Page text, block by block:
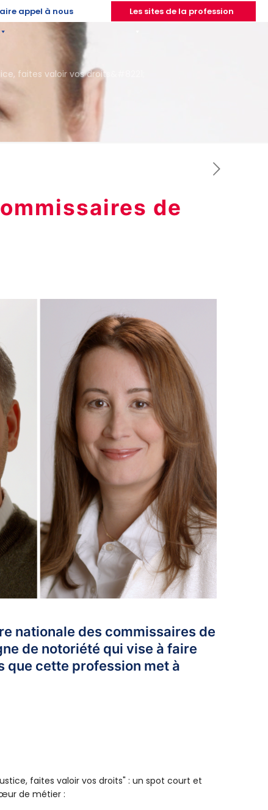
appel à nous Les sites de la profession
faites valoir vos droits&#8221;
de
nationale des commissaires de
de notoriété qui vise à faire
cette profession met à
faites valoir vos droits" : un spot court et
de métier :